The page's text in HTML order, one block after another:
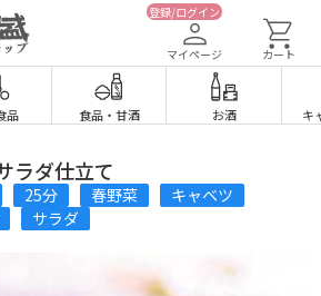
登録/ログイン
マイページ カート
品 食品・ 甘酒 お酒 キ
ラダ仕立て
25分 春野菜
キャベツ
サラダ